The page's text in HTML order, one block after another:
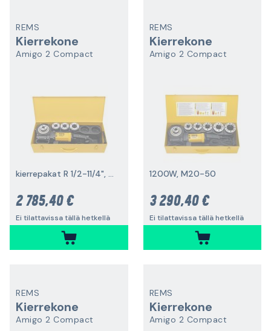
REMS
Kierrekone
Amigo 2 Compact
kierrepakat R 1/2-11/4", 1200 W
2 785,40 €
Ei tilattavissa tällä hetkellä
REMS
Kierrekone
Amigo 2 Compact
1200W, M20-50
3 290,40 €
Ei tilattavissa tällä hetkellä
REMS
Kierrekone
Amigo 2 Compact
REMS
Kierrekone
Amigo 2 Compact